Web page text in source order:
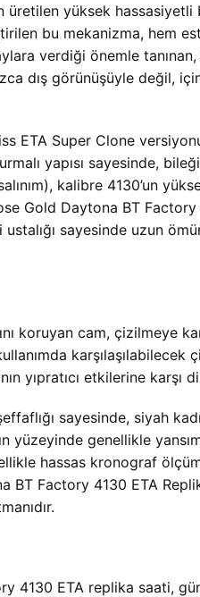
üretilen yüksek hassasiyetli
bu mekanizma, hem
verdiği önemle
dış görünüşüyle değil,
ETA Super Clone
yapısı sayesinde,
kalibre 4130’un
Gold Daytona BT Factory
sayesinde uzun
koruyan cam, çizilmeye
karşılaşılabilecek
yıpratıcı etkilerine karşı
sayesinde, siyah
yüzeyinde genellikle
hassas kronograf
BT Factory 4130 ETA
4130 ETA replika saati,